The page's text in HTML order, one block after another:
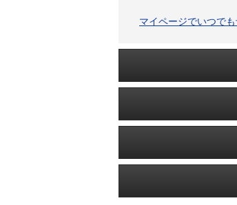
マイページでいつで